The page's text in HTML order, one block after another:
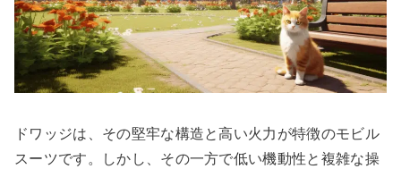
ドワッジは、その堅牢な構造と高い火力が特徴のモビル
スーツです。しかし、その一方で低い機動性と複雑な操